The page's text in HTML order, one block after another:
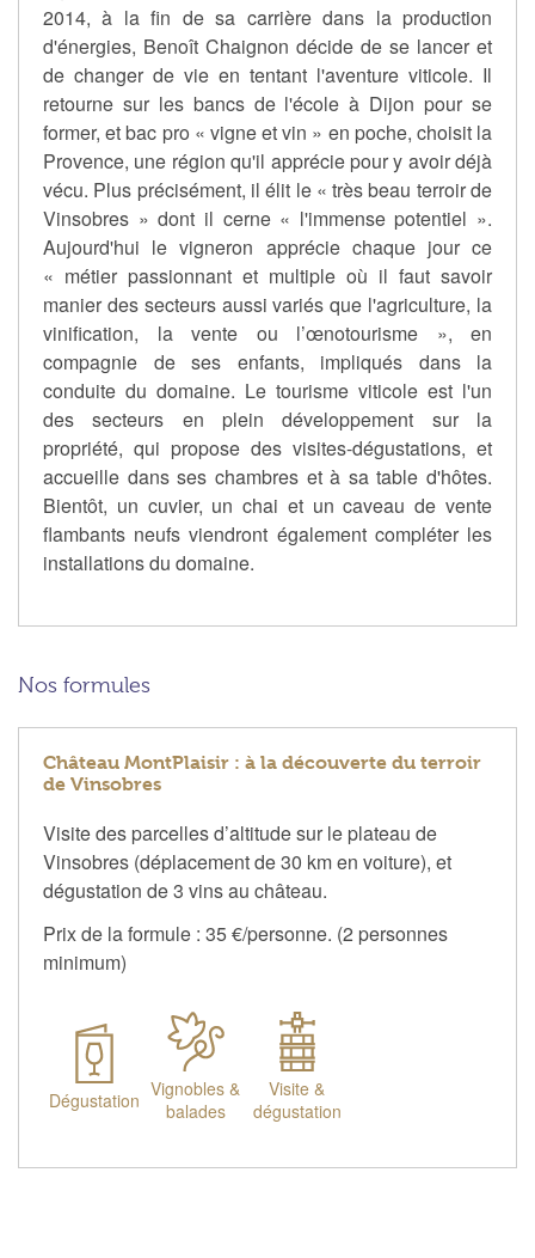
2014, à la fin de sa carrière dans la production
d'énergies, Benoît Chaignon décide de se lancer et
de changer de vie en tentant l'aventure viticole. Il
retourne sur les bancs de l'école à Dijon pour se
former, et bac pro « vigne et vin » en poche, choisit la
Provence, une région qu'il apprécie pour y avoir déjà
vécu. Plus précisément, il élit le « très beau terroir de
Vinsobres » dont il cerne « l'immense potentiel ».
Aujourd'hui le vigneron apprécie chaque jour ce
« métier passionnant et multiple où il faut savoir
manier des secteurs aussi variés que l'agriculture, la
vinification, la vente ou l’œnotourisme », en
compagnie de ses enfants, impliqués dans la
conduite du domaine. Le tourisme viticole est l'un
des secteurs en plein développement sur la
propriété, qui propose des visites-dégustations, et
accueille dans ses chambres et à sa table d'hôtes.
Bientôt, un cuvier, un chai et un caveau de vente
flambants neufs viendront également compléter les
installations du domaine.
Nos formules
Château MontPlaisir : à la découverte du terroir
de Vinsobres
Visite des parcelles d’altitude sur le plateau de
Vinsobres (déplacement de 30 km en voiture), et
dégustation de 3 vins au château.
Prix de la formule : 35 €/personne. (2 personnes
minimum)
Dégustation Vignobles &
balades
Visite &
dégustation